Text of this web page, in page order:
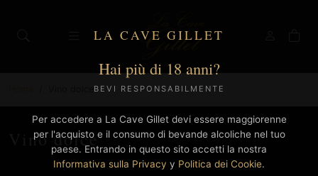
LA CAVE GILLET
Hai più di 18 anni?
BEVI RESPONSABILMENTE
Per accedere a La Cave Gillet devi essere maggiorenne
per l'acquisto e il consumo di bevande alcoliche nel tuo
paese. Entrando in questo sito accetti la nostra
Informativa sulla Privacy y Politica dei Cookie.
Vino dolce